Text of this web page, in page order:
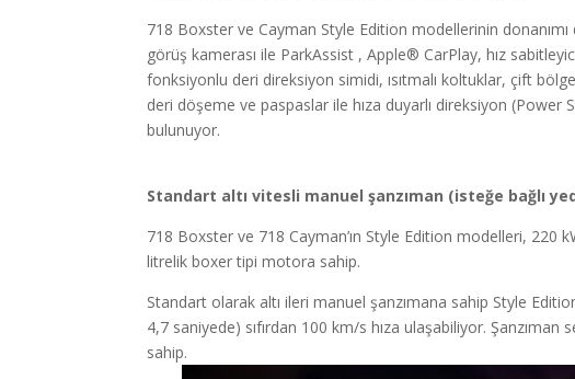
718 Boxster ve Cayman Style Edition modellerinin
görüş kamerası ile ParkAssist , Apple® CarPlay, hız
fonksiyonlu deri direksiyon simidi, ısıtmalı koltuklar, çift
deri döşeme ve paspaslar ile hıza duyarlı direksiyon
bulunuyor.
Standart altı vitesli manuel şanzıman (isteğe bağlı
718 Boxster ve 718 Cayman’ın Style Edition modelleri,
litrelik boxer tipi motora sahip.
Standart olarak altı ileri manuel şanzımana sahip Style
4,7 saniyede) sıfırdan 100 km/s hıza ulaşabiliyor.
sahip.